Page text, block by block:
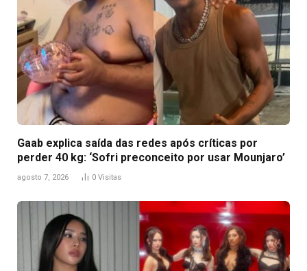
Gaab explica saída das redes após críticas por
perder 40 kg: ‘Sofri preconceito por usar Mounjaro’
agosto 7, 2026 0 Visitas